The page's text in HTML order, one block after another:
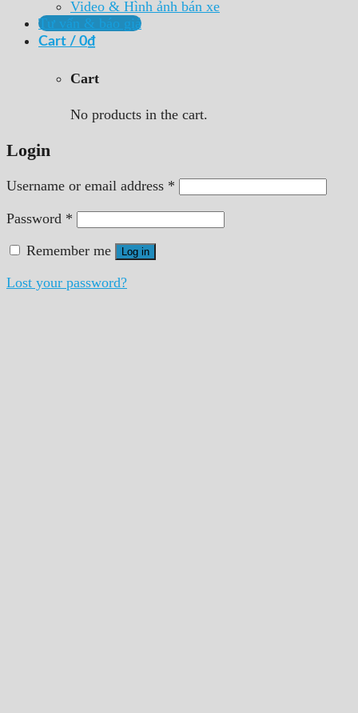
Video & Hình ảnh bán xe
Tư vấn & báo giá
Cart / 0₫
Cart
No products in the cart.
Login
Username or email address *
Password *
Remember me Log in
Lost your password?